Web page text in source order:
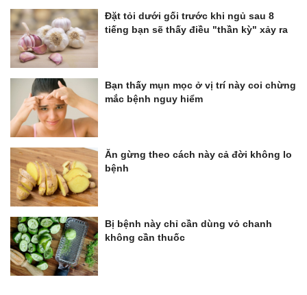
Đặt tỏi dưới gối trước khi ngủ sau 8
tiếng bạn sẽ thấy điều "thần kỳ" xảy ra
Bạn thấy mụn mọc ở vị trí này coi chừng
mắc bệnh nguy hiểm
Ăn gừng theo cách này cả đời không lo
bệnh
Bị bệnh này chỉ cần dùng vỏ chanh
không cần thuốc